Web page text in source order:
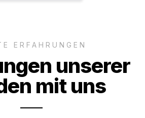
ERFAHRUNGEN
unserer
mit uns